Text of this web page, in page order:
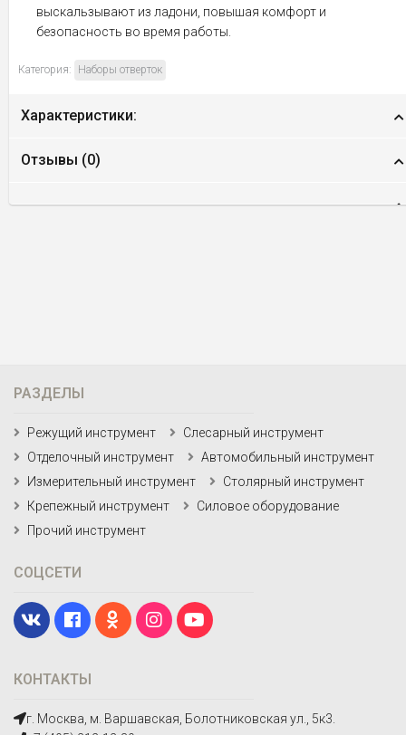
выскальзывают из ладони, повышая комфорт и
безопасность во время работы.
Категория: Наборы отверток
Характеристики:
Отзывы (0)
КОНТАКТЫ
г. Москва, м. Варшавская, Болотниковская ул., 5к3.
РАЗДЕЛЫ
Режущий инструмент
Слесарный инструмент
Отделочный инструмент
Автомобильный инструмент
Измерительный инструмент
Столярный инструмент
Крепежный инструмент
Силовое оборудование
Прочий инструмент
СОЦСЕТИ